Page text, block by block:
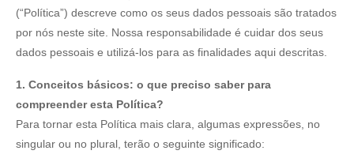
(“Política”) descreve como os seus dados pessoais são tratados
por nós neste site. Nossa responsabilidade é cuidar dos seus
dados pessoais e utilizá-los para as finalidades aqui descritas.
1. Conceitos básicos: o que preciso saber para
compreender esta Política?
Para tornar esta Política mais clara, algumas expressões, no
singular ou no plural, terão o seguinte significado: